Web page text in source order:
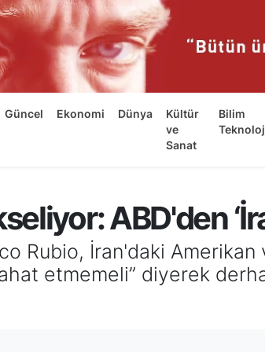
Güncel Ekonomi Dünya
Kültür
ve
Sanat
Bilim
ABD'den
Rubio, İran'daki
etmemeli” diyerek